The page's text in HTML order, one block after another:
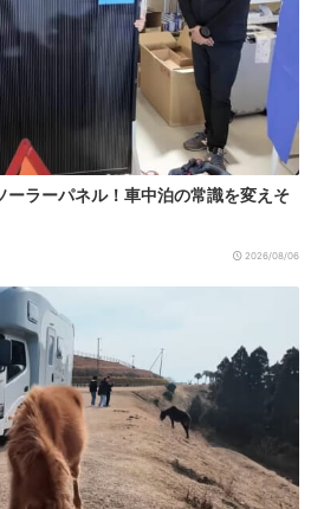
ーラーパネル！車中泊の常識を変えそ
2026/08/06